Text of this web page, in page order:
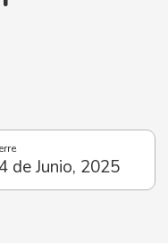
de Junio, 2025